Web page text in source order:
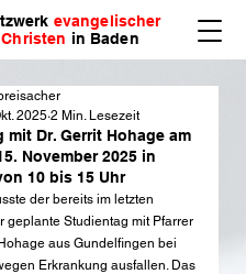
evangelischer
Christen in Baden
mit Dr. Gerrit Hohage am
November 2025 in
10 bis 15 Uhr
2025 2 Min. Lesezeit
der bereits im letzten
geplante Studientag mit Pfarrer
aus Gundelfingen bei
Erkrankung ausfallen. Das